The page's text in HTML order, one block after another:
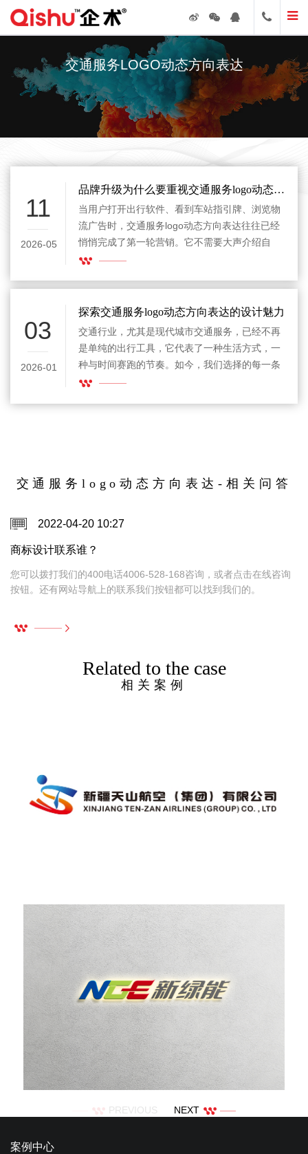
交通服务LOGO动态方向表达
11
2026-05
品牌升级为什么要重视交通服务logo动态方向表达
当用户打开出行软件、看到车站指引牌、浏览物
流广告时，交通服务logo动态方向表达往往已经
悄悄完成了第一轮营销。它不需要大声介绍自
己，却能让人快速感受到“准时、顺畅、可靠、正
在角落里的小图案，而是一张会带路的名片。它
要让用户一眼明白：这个品牌懂路线，也懂效
率。
03
2026-01
探索交通服务logo动态方向表达的设计魅力
交通行业，尤其是现代城市交通服务，已经不再
是单纯的出行工具，它代表了一种生活方式，一
种与时间赛跑的节奏。如今，我们选择的每一条
路线、每一次出发，都映射着不断变化的城市脉
密相连的生命力。
交通服务logo动态方向表达-相关问答
2022-04-20 10:27
商标设计联系谁？
您可以拨打我们的400电话4006-528-168咨询，或者点击在线咨询
按钮。还有网站导航上的联系我们按钮都可以找到我们的。
Related to the case
相关案例
PREVIOUS NEXT
案例中心